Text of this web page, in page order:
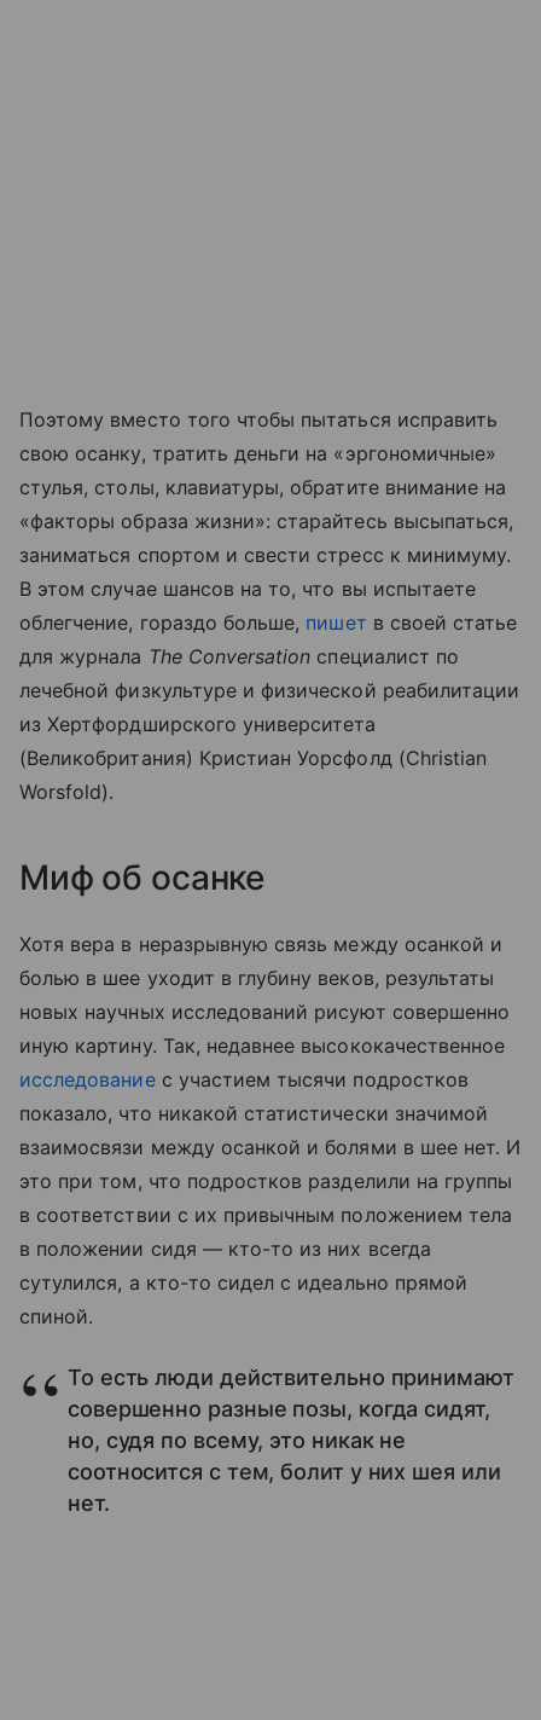
Поэтому вместо того чтобы пытаться исправить
свою осанку, тратить деньги на «эргономичные»
стулья, столы, клавиатуры, обратите внимание на
«факторы образа жизни»: старайтесь высыпаться,
заниматься спортом и свести стресс к минимуму.
В этом случае шансов на то, что вы испытаете
облегчение, гораздо больше, пишет в своей статье
для журнала The Conversation специалист по
лечебной физкультуре и физической реабилитации
из Хертфордширского университета
(Великобритания) Кристиан Уорсфолд (Christian
Worsfold).
Миф об осанке
Хотя вера в неразрывную связь между осанкой и
болью в шее уходит в глубину веков, результаты
новых научных исследований рисуют совершенно
иную картину. Так, недавнее высококачественное
исследованиес участием тысячи подростков
показало, что никакой статистически значимой
взаимосвязи между осанкой и болями в шее нет. И
это при том, что подростков разделили на группы
в соответствии с их привычным положением тела
в положении сидя — кто-то из них всегда
сутулился, а кто-то сидел с идеально прямой
спиной.
То есть люди действительно принимают
совершенно разные позы, когда сидят,
но, судя по всему, это никак не
соотносится с тем, болит у них шея или
нет.